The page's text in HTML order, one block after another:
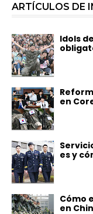
ARTÍCULOS DE
Idols
en
es y
Cómo
en